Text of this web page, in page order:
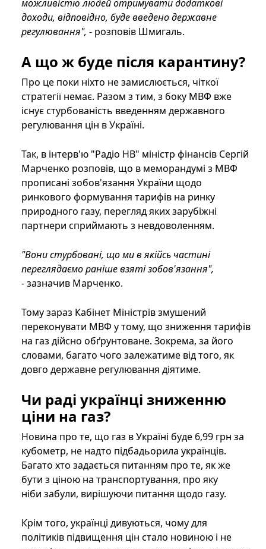
можливістю людей отримувати додаткові
доходи, відповідно, буде введено державне
регулювання", - розповів Шмигаль.
А що ж буде після карантину?
Про це поки ніхто не замислюється, чіткої
стратегії немає. Разом з тим, з боку МВФ вже
існує стурбованість введенням державного
регулювання цін в Україні.
Так, в інтерв'ю "Радіо НВ" міністр фінансів Сергій
Марченко розповів, що в меморандумі з МВФ
прописані зобов'язання України щодо
ринкового формування тарифів на ринку
природного газу, перегляд яких зарубіжні
партнери сприймають з невдоволенням.
"Вони стурбовані, що ми в якійсь частині
переглядаємо раніше взяті зобов'язання",
-зазначив Марченко.
Тому зараз Кабінет Міністрів змушений
переконувати МВФ у тому, що зниження тарифів
на газ дійсно обґрунтоване. Зокрема, за його
словами, багато чого залежатиме від того, як
довго державне регулювання діятиме.
Чи раді українці зниженню
ціни на газ?
Новина про те, що газ в Україні буде 6,99 грн за
кубометр, не надто підбадьорила українців.
Багато хто задається питанням про те, як же
бути з ціною на транспортування, про яку
ніби забули, вирішуючи питання щодо газу.
Крім того, українці дивуються, чому для
політиків підвищення цін стало новиною і не